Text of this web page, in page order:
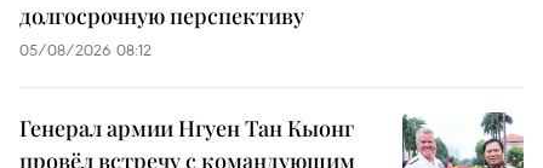
долгосрочную перспективу
05/08/2026 08:12
Генерал армии Нгуен Тан Кыонг
провёл встречу с командующим